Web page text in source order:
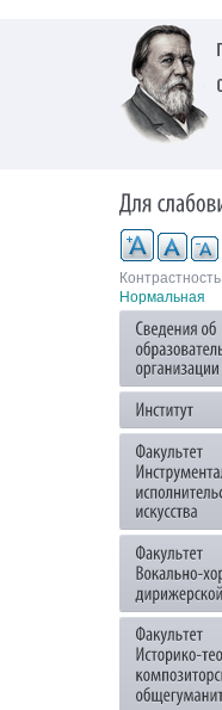
Контрастность
Нормальная